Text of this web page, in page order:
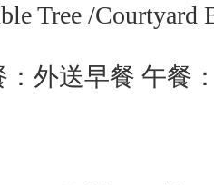
Tree /Courtyard
外送早餐 午餐